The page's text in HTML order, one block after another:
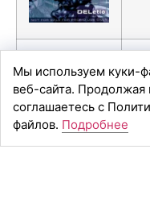
Мы используем куки-
веб-сайта. Продолжая
соглашаетесь с
файлов. Подробнее